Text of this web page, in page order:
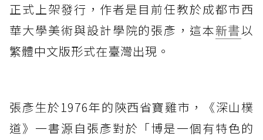
正式上架發行，作者是目前任教於成都市西
華大學美術與設計學院的張彥，這本新書以
繁體中文版形式在臺灣出現。
張彥生於1976年的陝西省寶雞市，《深山樸
道》一書源自張彥對於「博是一個有特色的